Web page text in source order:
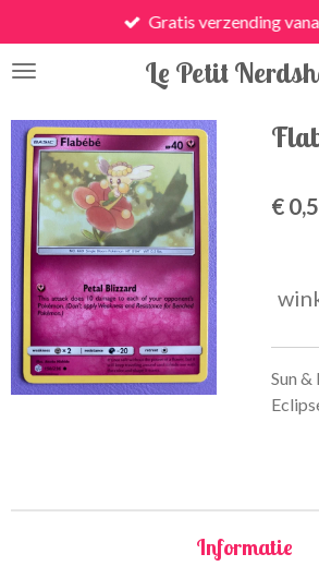
direct
naar
hoofdinhoud
Le Petit
Gratis verzending
€
Sun
Informatie